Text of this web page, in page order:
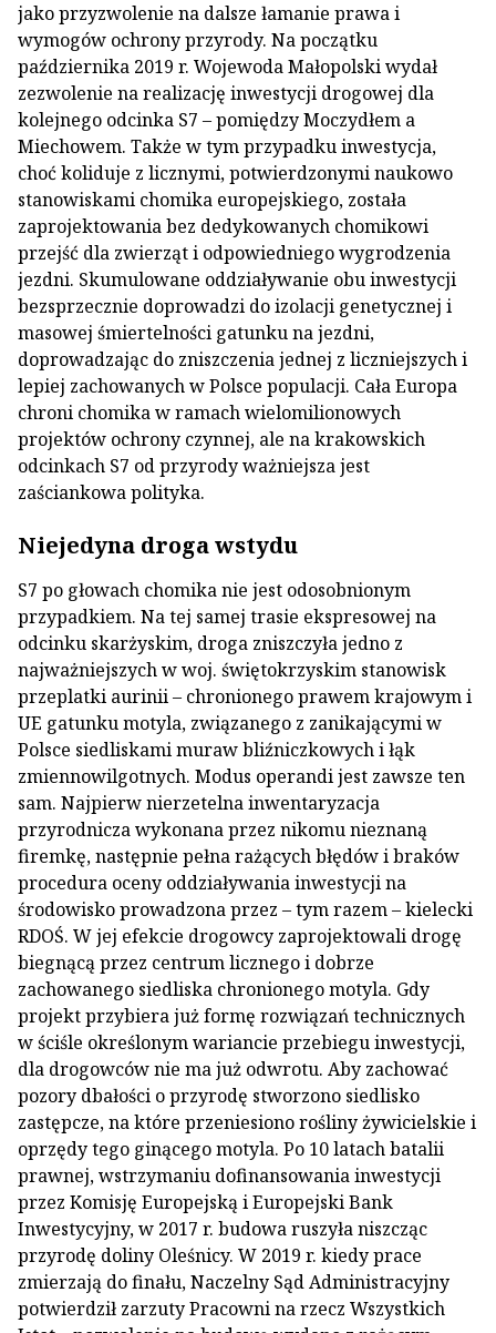
jako przyzwolenie na dalsze łamanie prawa i
wymogów ochrony przyrody. Na początku
października 2019 r. Wojewoda Małopolski wydał
zezwolenie na realizację inwestycji drogowej dla
kolejnego odcinka S7 – pomiędzy Moczydłem a
Miechowem. Także w tym przypadku inwestycja,
choć koliduje z licznymi, potwierdzonymi naukowo
stanowiskami chomika europejskiego, została
zaprojektowania bez dedykowanych chomikowi
przejść dla zwierząt i odpowiedniego wygrodzenia
jezdni. Skumulowane oddziaływanie obu inwestycji
bezsprzecznie doprowadzi do izolacji genetycznej i
masowej śmiertelności gatunku na jezdni,
doprowadzając do zniszczenia jednej z liczniejszych i
lepiej zachowanych w Polsce populacji. Cała Europa
chroni chomika w ramach wielomilionowych
projektów ochrony czynnej, ale na krakowskich
odcinkach S7 od przyrody ważniejsza jest
zaściankowa polityka.
Niejedyna droga wstydu
S7 po głowach chomika nie jest odosobnionym
przypadkiem. Na tej samej trasie ekspresowej na
odcinku skarżyskim, droga zniszczyła jedno z
najważniejszych w woj. świętokrzyskim stanowisk
przeplatki aurinii – chronionego prawem krajowym i
UE gatunku motyla, związanego z zanikającymi w
Polsce siedliskami muraw bliźniczkowych i łąk
zmiennowilgotnych. Modus operandi jest zawsze ten
sam. Najpierw nierzetelna inwentaryzacja
przyrodnicza wykonana przez nikomu nieznaną
firemkę, następnie pełna rażących błędów i braków
procedura oceny oddziaływania inwestycji na
środowisko prowadzona przez – tym razem – kielecki
RDOŚ. W jej efekcie drogowcy zaprojektowali drogę
biegnącą przez centrum licznego i dobrze
zachowanego siedliska chronionego motyla. Gdy
projekt przybiera już formę rozwiązań technicznych
w ściśle określonym wariancie przebiegu inwestycji,
dla drogowców nie ma już odwrotu. Aby zachować
pozory dbałości o przyrodę stworzono siedlisko
zastępcze, na które przeniesiono rośliny żywicielskie i
oprzędy tego ginącego motyla. Po 10 latach batalii
prawnej, wstrzymaniu dofinansowania inwestycji
przez Komisję Europejską i Europejski Bank
Inwestycyjny, w 2017 r. budowa ruszyła niszcząc
przyrodę doliny Oleśnicy. W 2019 r. kiedy prace
zmierzają do finału, Naczelny Sąd Administracyjny
potwierdził zarzuty Pracowni na rzecz Wszystkich